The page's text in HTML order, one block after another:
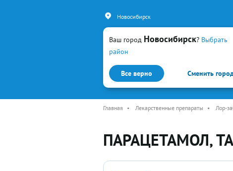
Ваш город Новосибирск? Выбрать
район
Все верно Сменить
Новосибирск
Каталог Простуда и грипп
Главная • Лекарственные препараты • Лор-
ПАРАЦЕТАМОЛ,